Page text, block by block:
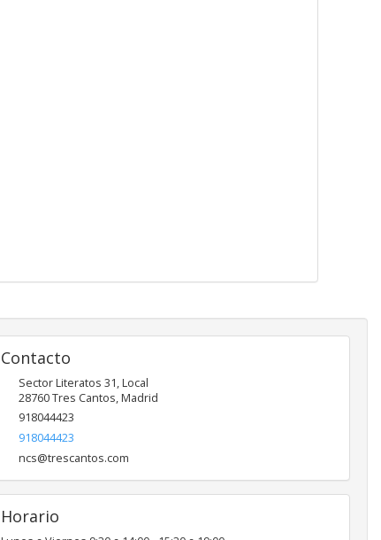
Contacto
Sector Literatos 31, Local
28760Tres Cantos,Madrid
918044423
918044423
ncs@trescantos.com
Horario